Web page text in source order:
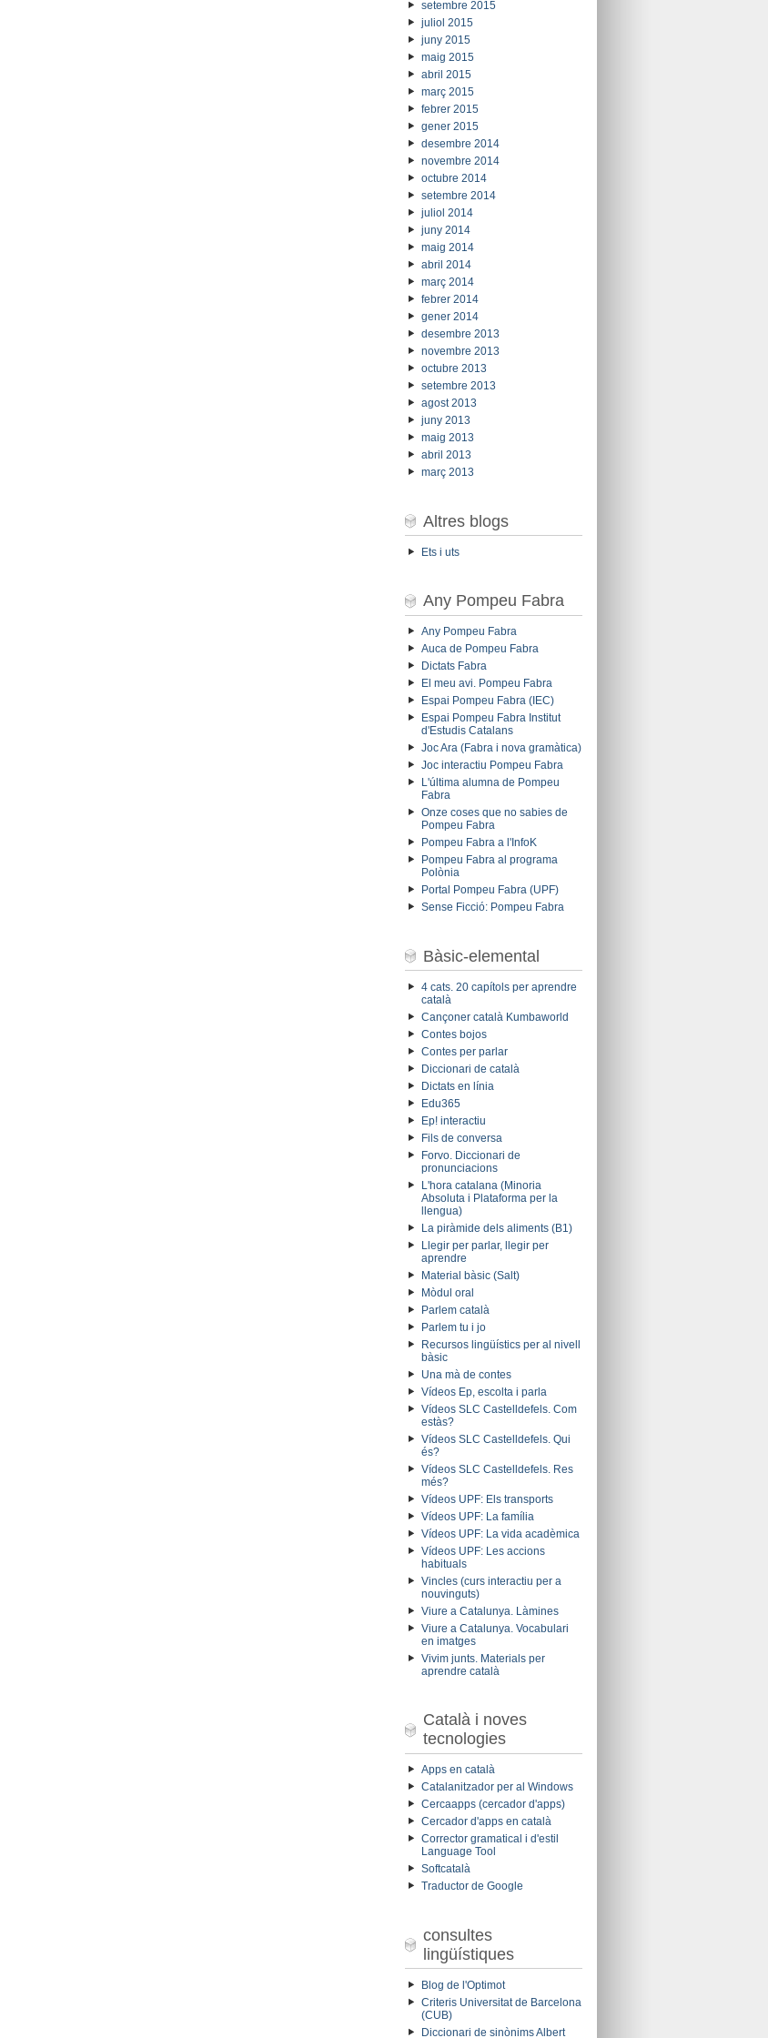
setembre 2015
juliol 2015
juny 2015
maig 2015
abril 2015
març 2015
febrer 2015
gener 2015
desembre 2014
novembre 2014
octubre 2014
setembre 2014
juliol 2014
juny 2014
maig 2014
abril 2014
març 2014
febrer 2014
gener 2014
desembre 2013
novembre 2013
octubre 2013
setembre 2013
agost 2013
juny 2013
maig 2013
abril 2013
març 2013
Altres blogs
Ets i uts
Any Pompeu Fabra
Any Pompeu Fabra
Auca de Pompeu Fabra
Dictats Fabra
El meu avi. Pompeu Fabra
Espai Pompeu Fabra (IEC)
Espai Pompeu Fabra Institut
d'Estudis Catalans
Joc Ara (Fabra i nova gramàtica)
Joc interactiu Pompeu Fabra
L'última alumna de Pompeu
Fabra
Onze coses que no sabies de
Pompeu Fabra
Pompeu Fabra a l'InfoK
Pompeu Fabra al programa
Polònia
Portal Pompeu Fabra (UPF)
Sense Ficció: Pompeu Fabra
Bàsic-elemental
4 cats. 20 capítols per aprendre
català
Cançoner català Kumbaworld
Contes bojos
Contes per parlar
Diccionari de català
Dictats en línia
Edu365
Ep! interactiu
Fils de conversa
Forvo. Diccionari de
pronunciacions
L'hora catalana (Minoria
Absoluta i Plataforma per la
llengua)
La piràmide dels aliments (B1)
Llegir per parlar, llegir per
aprendre
Material bàsic (Salt)
Mòdul oral
Parlem català
Parlem tu i jo
Recursos lingüístics per al nivell
bàsic
Una mà de contes
Vídeos Ep, escolta i parla
Vídeos SLC Castelldefels. Com
estàs?
Vídeos SLC Castelldefels. Qui
és?
Vídeos SLC Castelldefels. Res
més?
Vídeos UPF: Els transports
Vídeos UPF: La família
Vídeos UPF: La vida acadèmica
Vídeos UPF: Les accions
habituals
Vincles (curs interactiu per a
nouvinguts)
Viure a Catalunya. Làmines
Viure a Catalunya. Vocabulari
en imatges
Vivim junts. Materials per
aprendre català
Català i noves
tecnologies
Apps en català
Catalanitzador per al Windows
Cercaapps (cercador d'apps)
Cercador d'apps en català
Corrector gramatical i d'estil
Language Tool
Softcatalà
Traductor de Google
consultes
lingüístiques
Blog de l'Optimot
Criteris Universitat de Barcelona
(CUB)
Diccionari de sinònims Albert